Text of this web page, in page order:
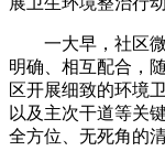
一大早，社区
明确、相互配合，
区开展细致的环境
以及主次干道等关
全方位、无死角的